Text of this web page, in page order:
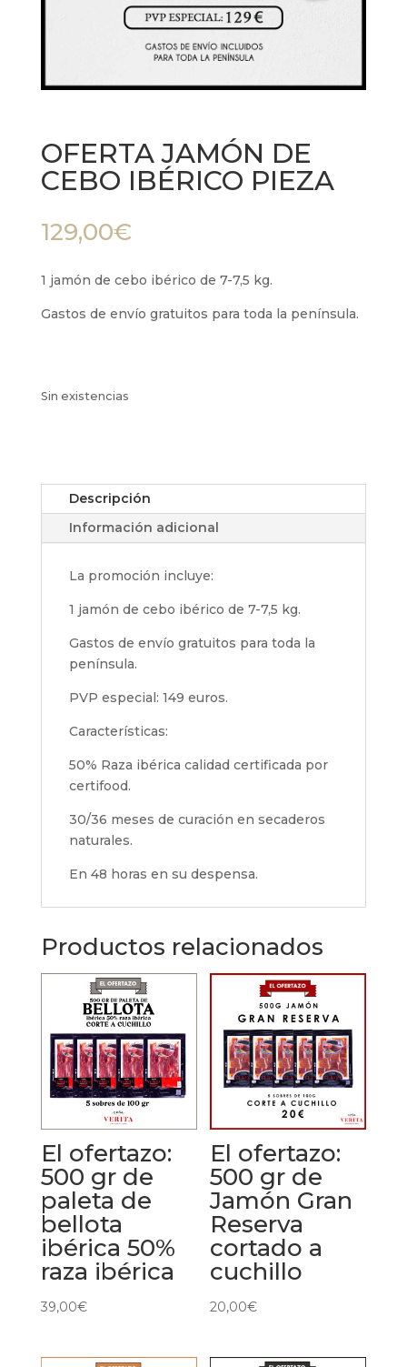
OFERTA JAMÓN DE
CEBO IBÉRICO PIEZA
129,00€
1 jamón de cebo ibérico de 7-7,5 kg.
Gastos de envío gratuitos para toda la península.
Sin existencias
Descripción
Información adicional
La promoción incluye:
1 jamón de cebo ibérico de 7-7,5 kg.
Gastos de envío gratuitos para toda la
península.
PVP especial: 149 euros.
Características:
50% Raza ibérica calidad certificada por
certifood.
30/36 meses de curación en secaderos
naturales.
En 48 horas en su despensa.
Productos relacionados
El ofertazo:
500 gr de
paleta de
bellota
ibérica 50%
raza ibérica
39,00€
El ofertazo:
500 gr de
Jamón Gran
Reserva
cortado a
cuchillo
20,00€